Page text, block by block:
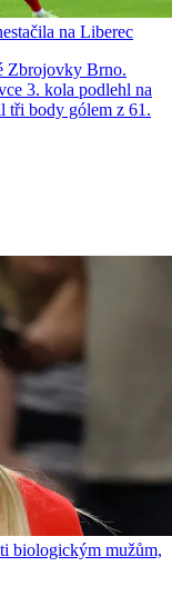
na Liberec
Zbrojovky Brno.
3. kola podlehl na
tři body gólem z 61.
biologickým mužům,